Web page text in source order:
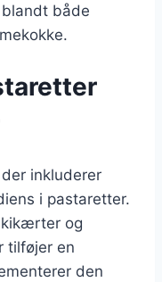
både
inkluderer
i pastaretter.
og
tilføjer en
den